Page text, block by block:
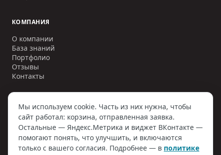
КОМПАНИЯ
О компании
База знаний
Портфолио
Отзывы
Контакты
©2006–2026ООО «ИНЖЕНЕРНЫЕ СЕТИ». ИНН7810797884
права защищены.
Политика конфиденциальностиДоговор оферты
Согласие на обработку ПД
Наверх
Мы используем cookie. Часть из них нужна, чтобы
сайт работал: корзина, отправленная заявка.
Остальные — Яндекс.Метрика и виджет ВКонтакте —
помогают понять, что улучшить, и включаются
только с вашего согласия. Подробнее — в политике